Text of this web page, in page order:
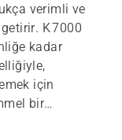
verimli ve
K 7000
kadar
için
bir